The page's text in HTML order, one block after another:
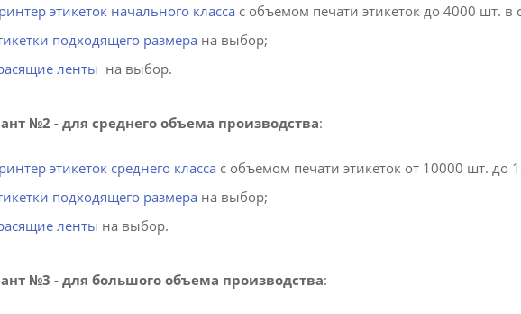
этикеток начального класса с объемом печати этикеток до 4000 шт. в
подходящего размера на выбор;
ленты на выбор.
№2 - для среднего объема производства:
этикеток среднего класса с объемом печати этикеток от 10000 шт. до
подходящего размера на выбор;
ленты на выбор.
№3 - для большого объема производства: